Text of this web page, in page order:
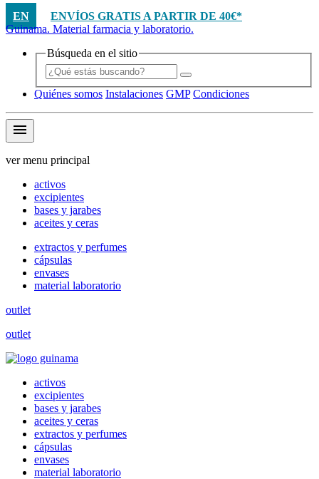
EN
ENVÍOS GRATIS A PARTIR DE 40€*
Guinama. Material farmacia y laboratorio.
Búsqueda en el sitio
Quiénes somos Instalaciones GMP Condiciones
menu
ver menu principal
activos
excipientes
bases y jarabes
aceites y ceras
extractos y perfumes
cápsulas
envases
material laboratorio
outlet
outlet
activos
excipientes
bases y jarabes
aceites y ceras
extractos y perfumes
cápsulas
envases
material laboratorio